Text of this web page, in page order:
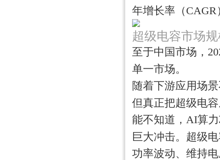
年增长率（CAGR
超级电容市场
至于中国市场，
单一市场。
随着下游应用场
但真正把超级电
能不知道，AI算
巨大冲击。超级
功率波动、维持